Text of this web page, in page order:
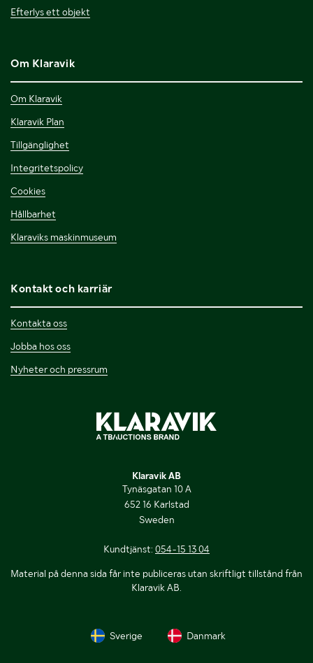
Efterlys ett objekt
Om Klaravik
Om Klaravik
Klaravik Plan
Tillgänglighet
Integritetspolicy
Cookies
Hållbarhet
Klaraviks maskinmuseum
Kontakt och karriär
Kontakta oss
Jobba hos oss
Nyheter och pressrum
Klaravik AB
Tynäsgatan 10 A
652 16 Karlstad
Sweden
Kundtjänst: 054-15 13 04
Material på denna sida får inte publiceras utan skriftligt tillstånd från
Klaravik AB.
Sverige Danmark